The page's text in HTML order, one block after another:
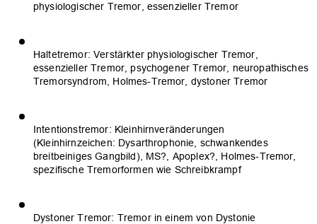
physiologischer Tremor, essenzieller Tremor
Haltetremor: Verstärkter physiologischer Tremor,
essenzieller Tremor, psychogener Tremor, neuropathisches
Tremorsyndrom, Holmes-Tremor, dystoner Tremor
Intentionstremor: Kleinhirnveränderungen
(Kleinhirnzeichen: Dysarthrophonie, schwankendes
breitbeiniges Gangbild), MS?, Apoplex?, Holmes-Tremor,
spezifische Tremorformen wie Schreibkrampf
Dystoner Tremor: Tremor in einem von Dystonie